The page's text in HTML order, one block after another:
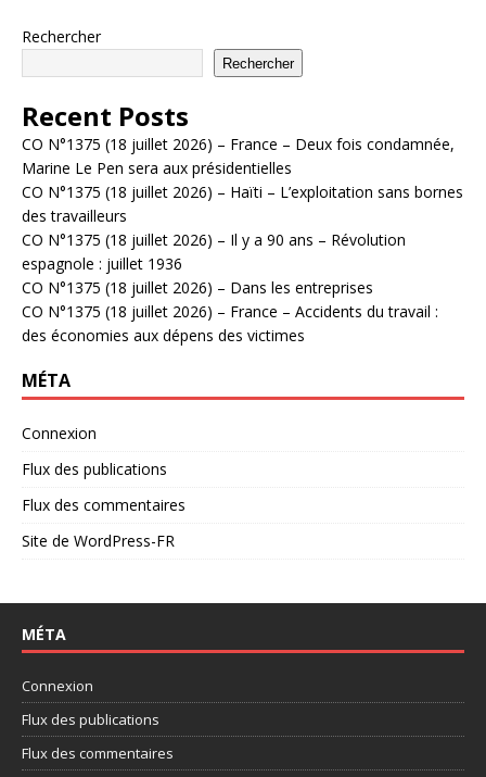
Rechercher
Rechercher
Recent Posts
CO N°1375 (18 juillet 2026) – France – Deux fois condamnée,
Marine Le Pen sera aux présidentielles
CO N°1375 (18 juillet 2026) – Haïti – L’exploitation sans bornes
des travailleurs
CO N°1375 (18 juillet 2026) – Il y a 90 ans – Révolution
espagnole : juillet 1936
CO N°1375 (18 juillet 2026) – Dans les entreprises
CO N°1375 (18 juillet 2026) – France – Accidents du travail :
des économies aux dépens des victimes
MÉTA
Connexion
Flux des publications
Flux des commentaires
Site de WordPress-FR
MÉTA
Connexion
Flux des publications
Flux des commentaires